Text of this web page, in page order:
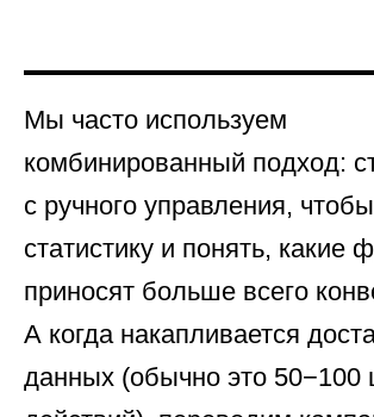
Мы часто используем
комбинированный подход:
с ручного управления,
статистику и понять, какие
приносят больше всего
А когда накапливается
данных (обычно это 50−100